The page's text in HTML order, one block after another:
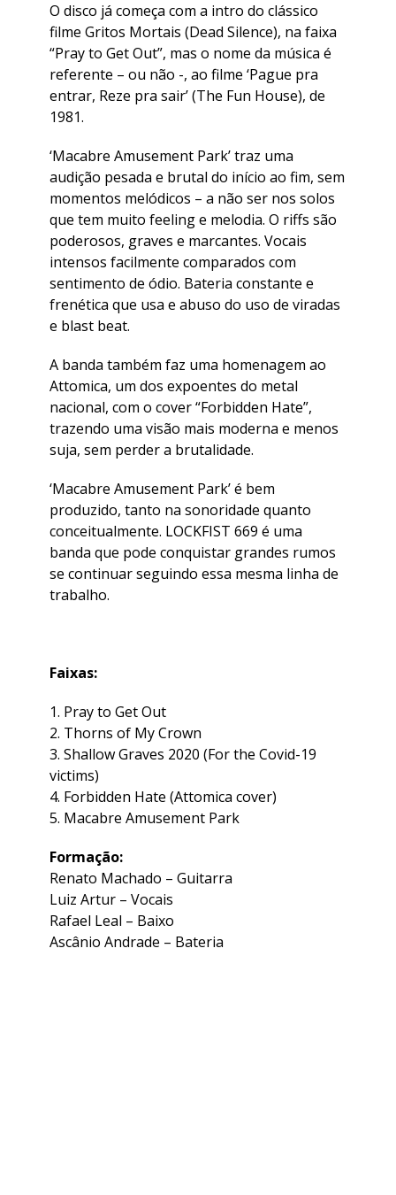
O disco já começa com a intro do clássico
filme Gritos Mortais (Dead Silence), na faixa
“Pray to Get Out”, mas o nome da música é
referente – ou não -, ao filme ‘Pague pra
entrar, Reze pra sair’ (The Fun House), de
1981.
‘Macabre Amusement Park’ traz uma
audição pesada e brutal do início ao fim, sem
momentos melódicos – a não ser nos solos
que tem muito feeling e melodia. O riffs são
poderosos, graves e marcantes. Vocais
intensos facilmente comparados com
sentimento de ódio. Bateria constante e
frenética que usa e abuso do uso de viradas
e blast beat.
A banda também faz uma homenagem ao
Attomica, um dos expoentes do metal
nacional, com o cover “Forbidden Hate”,
trazendo uma visão mais moderna e menos
suja, sem perder a brutalidade.
‘Macabre Amusement Park’ é bem
produzido, tanto na sonoridade quanto
conceitualmente. LOCKFIST 669 é uma
banda que pode conquistar grandes rumos
se continuar seguindo essa mesma linha de
trabalho.
Faixas:
1. Pray to Get Out
2. Thorns of My Crown
3. Shallow Graves 2020 (For the Covid-19
victims)
4. Forbidden Hate (Attomica cover)
5. Macabre Amusement Park
Formação:
Renato Machado – Guitarra
Luiz Artur – Vocais
Rafael Leal – Baixo
Ascânio Andrade – Bateria